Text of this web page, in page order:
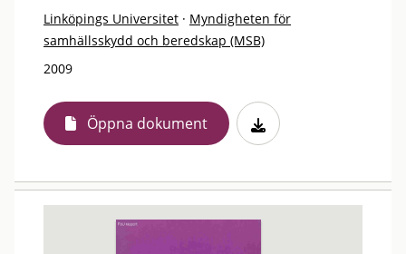
Linköpings Universitet · Myndigheten för
samhällsskydd och beredskap (MSB)
2009
Öppna dokument